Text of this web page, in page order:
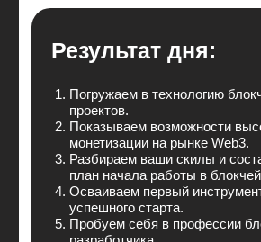
ПРИНЯТЬ УЧАСТИЕ
Результат дня:
в иностранный проект, попробует ответить
на вопросы и получит персональную
обратную связь